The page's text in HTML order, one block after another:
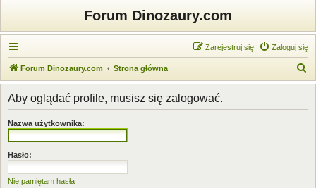
Forum Dinozaury.com
Zaloguj się
Zarejestruj się
Forum Dinozaury.com Strona główna
z
Aby oglądać profile, musisz się zalogować.
Nazwa użytkownika:
Hasło:
Nie pamiętam hasła